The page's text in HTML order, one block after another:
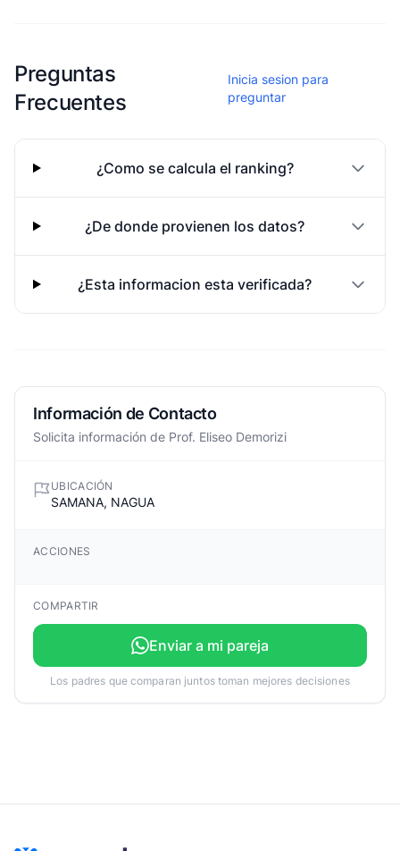
Preguntas
Frecuentes
Inicia sesion para
preguntar
¿Como se calcula el ranking?
¿De donde provienen los datos?
¿Esta informacion esta verificada?
Información de Contacto
Solicita información de Prof. Eliseo Demorizi
UBICACIÓN
SAMANA, NAGUA
ACCIONES
COMPARTIR
Enviar a mi pareja
Los padres que comparan juntos toman mejores decisiones